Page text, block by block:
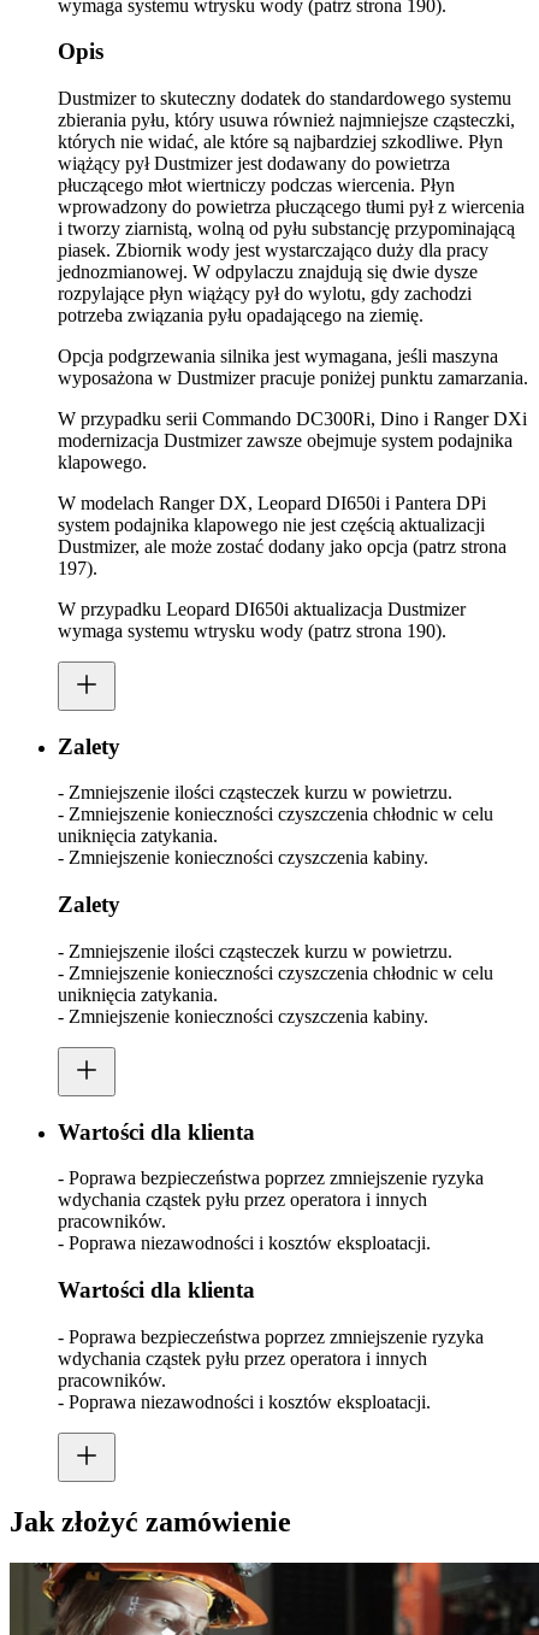
wymaga systemu wtrysku wody (patrz strona 190).
Opis
Dustmizer to skuteczny dodatek do standardowego systemu
zbierania pyłu, który usuwa również najmniejsze cząsteczki,
których nie widać, ale które są najbardziej szkodliwe. Płyn
wiążący pył Dustmizer jest dodawany do powietrza
płuczącego młot wiertniczy podczas wiercenia. Płyn
wprowadzony do powietrza płuczącego tłumi pył z wiercenia
i tworzy ziarnistą, wolną od pyłu substancję przypominającą
piasek. Zbiornik wody jest wystarczająco duży dla pracy
jednozmianowej. W odpylaczu znajdują się dwie dysze
rozpylające płyn wiążący pył do wylotu, gdy zachodzi
potrzeba związania pyłu opadającego na ziemię.
Opcja podgrzewania silnika jest wymagana, jeśli maszyna
wyposażona w Dustmizer pracuje poniżej punktu zamarzania.
W przypadku serii Commando DC300Ri, Dino i Ranger DXi
modernizacja Dustmizer zawsze obejmuje system podajnika
klapowego.
W modelach Ranger DX, Leopard DI650i i Pantera DPi
system podajnika klapowego nie jest częścią aktualizacji
Dustmizer, ale może zostać dodany jako opcja (patrz strona
197).
W przypadku Leopard DI650i aktualizacja Dustmizer
wymaga systemu wtrysku wody (patrz strona 190).
Zalety
- Zmniejszenie ilości cząsteczek kurzu w powietrzu.
- Zmniejszenie konieczności czyszczenia chłodnic w celu
uniknięcia zatykania.
- Zmniejszenie konieczności czyszczenia kabiny.
Zalety
- Zmniejszenie ilości cząsteczek kurzu w powietrzu.
- Zmniejszenie konieczności czyszczenia chłodnic w celu
uniknięcia zatykania.
- Zmniejszenie konieczności czyszczenia kabiny.
Wartości dla klienta
- Poprawa bezpieczeństwa poprzez zmniejszenie ryzyka
wdychania cząstek pyłu przez operatora i innych
pracowników.
- Poprawa niezawodności i kosztów eksploatacji.
Wartości dla klienta
- Poprawa bezpieczeństwa poprzez zmniejszenie ryzyka
wdychania cząstek pyłu przez operatora i innych
pracowników.
- Poprawa niezawodności i kosztów eksploatacji.
Jak złożyć zamówienie